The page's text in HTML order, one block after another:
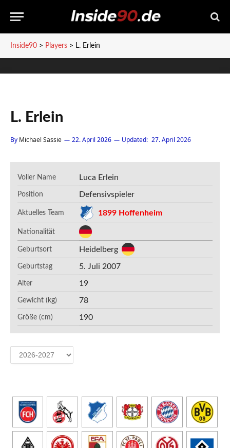
Inside90 > Players > L. Erlein
L. Erlein
By Michael Sassie 22. April 2026 Updated: 27. April 2026
Voller Name Luca Erlein
Position Defensivspieler
Aktuelles Team 1899 Hoffenheim
Nationalität
Geburtsort Heidelberg
Geburtstag 5. Juli 2007
Alter 19
Gewicht (kg) 78
Größe (cm) 190